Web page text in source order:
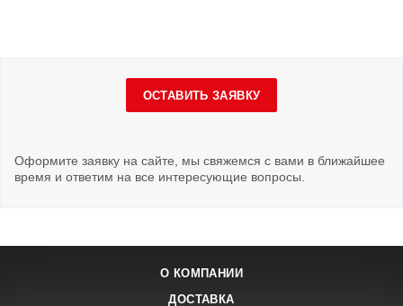
ОСТАВИТЬ ЗАЯВКУ
Оформите заявку на сайте, мы свяжемся с вами в ближайшее
время и ответим на все интересующие вопросы.
О КОМПАНИИ
ДОСТАВКА